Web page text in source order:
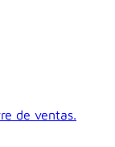
de ventas.